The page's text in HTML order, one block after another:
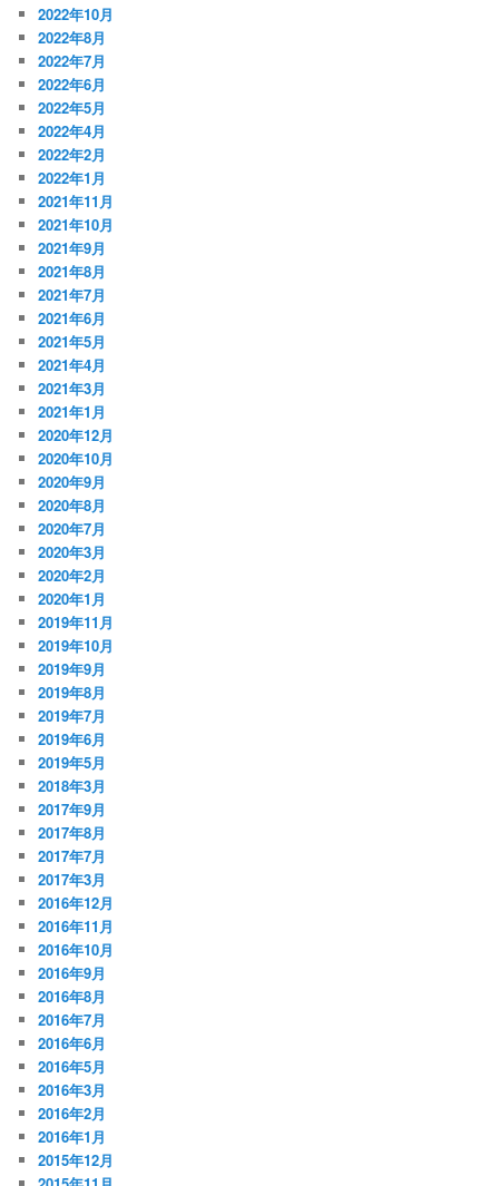
2022年10月
2022年8月
2022年7月
2022年6月
2022年5月
2022年4月
2022年2月
2022年1月
2021年11月
2021年10月
2021年9月
2021年8月
2021年7月
2021年6月
2021年5月
2021年4月
2021年3月
2021年1月
2020年12月
2020年10月
2020年9月
2020年8月
2020年7月
2020年3月
2020年2月
2020年1月
2019年11月
2019年10月
2019年9月
2019年8月
2019年7月
2019年6月
2019年5月
2018年3月
2017年9月
2017年8月
2017年7月
2017年3月
2016年12月
2016年11月
2016年10月
2016年9月
2016年8月
2016年7月
2016年6月
2016年5月
2016年3月
2016年2月
2016年1月
2015年12月